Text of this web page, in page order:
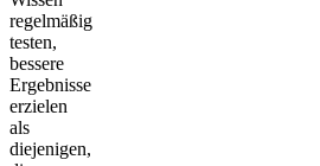
regelmäßig
testen,
bessere
Ergebnisse
erzielen
als
diejenigen,